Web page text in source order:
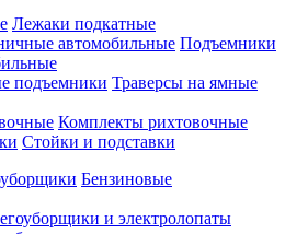
Лежаки подкатные
Подъемники
Траверсы на ямные
Комплекты рихтовочные
Стойки и подставки
Бензиновые